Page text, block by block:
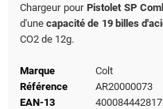
Chargeur pourPistolet SP
d'unecapacité de 19 billes
CO2 de 12g.
Marque
Colt
Référence
AR20000073
EAN-13